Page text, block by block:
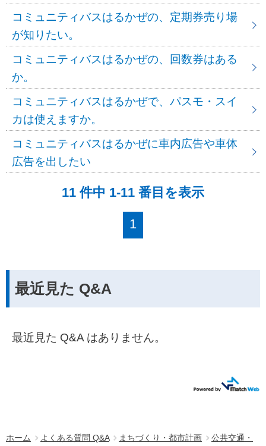
ホーム よくある質問 Q&A まちづくり・都市計画
公共交通・
コミュニティバスはるかぜの、定期券売り場
が知りたい。
コミュニティバスはるかぜの、回数券はある
か。
コミュニティバスはるかぜで、パスモ・スイ
カは使えますか。
コミュニティバスはるかぜに車内広告や車体
広告を出したい
11 件中 1-11 番目を表示
1
最近見た Q&A
最近見た Q&A はありません。